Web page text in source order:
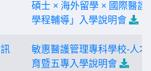
碩士 × 海外留學 × 國際醫護
學程輔導」入學說明會
敏惠醫護管理專科學校-人才
育暨五專入學說明會